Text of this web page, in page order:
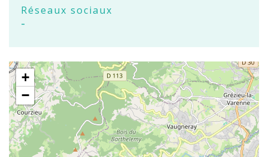
Réseaux sociaux
-
+
−